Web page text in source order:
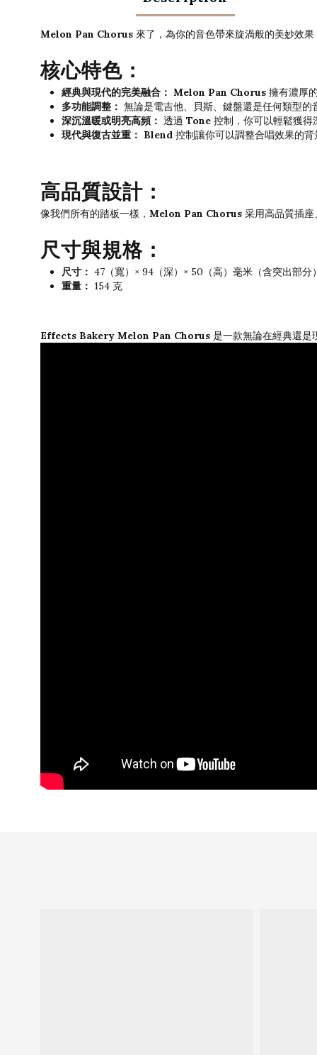
Melon Pan Chorus 來了，為你的音色帶來旋渦般的美妙效
核心特色：
經典與現代的完美融合： Melon Pan Chorus 擁有濃厚
多功能調整： 無論是電吉他、貝斯、鍵盤還是任何類型的
深沉溫暖或明亮高頻： 透過 Tone 控制，你可以輕鬆獲得
現代與復古並重： Blend 控制讓你可以調整合唱效果的
高品質設計：
像我們所有的踏板一樣， Melon Pan Chorus 采用高品質插座
尺寸與規格：
尺寸： 47（寬）× 94（深）× 50（高）毫米（含突出部分）
重量： 154 克
Effects Bakery Melon Pan Chorus 是一款無論在經典還是